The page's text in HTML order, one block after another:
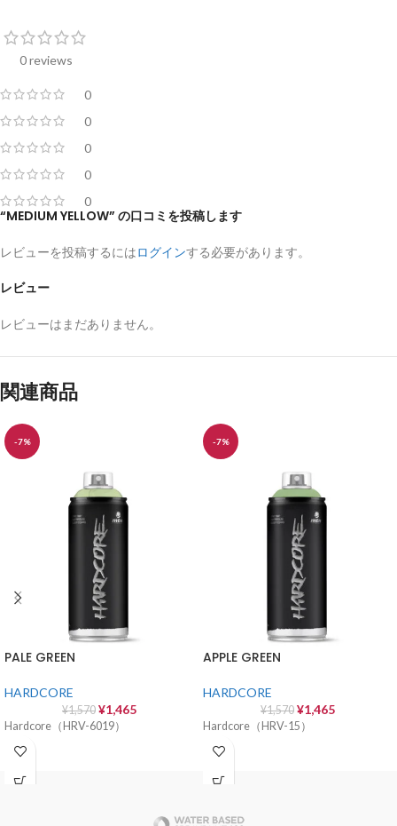
0 reviews
0
0
0
0
0
レビュー
レビューはまだありません。
“MEDIUM YELLOW” の口コミを投稿します
レビューを投稿するにはログインする必要があります。
関連商品
-7%
PALE GREEN
HARDCORE
¥1,570 ¥1,465
Hardcore（HRV-6019）
-7%
APPLE GREEN
HARDCORE
¥1,570 ¥1,465
Hardcore（HRV-15）